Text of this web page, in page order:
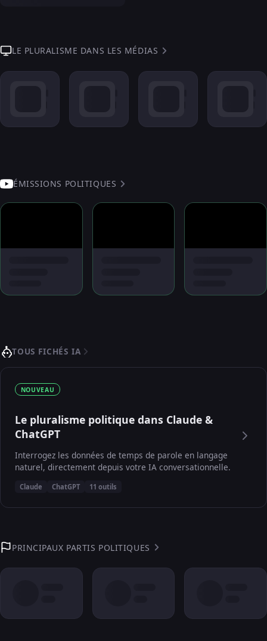
LE PLURALISME DANS LES MÉDIAS
ÉMISSIONS POLITIQUES
TOUS FICHÉS IA
NOUVEAU
Le pluralisme politique dans Claude &
ChatGPT
Interrogez les données de temps de parole en langage
naturel, directement depuis votre IA conversationnelle.
Claude ChatGPT 11 outils
PRINCIPAUX PARTIS POLITIQUES